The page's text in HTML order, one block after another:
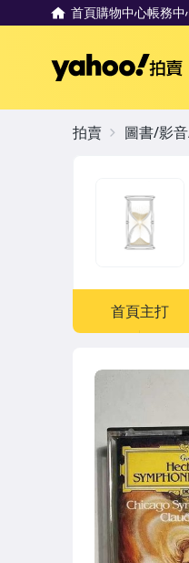
首頁購物中心帳務中
首頁主打
拍賣 圖書/影